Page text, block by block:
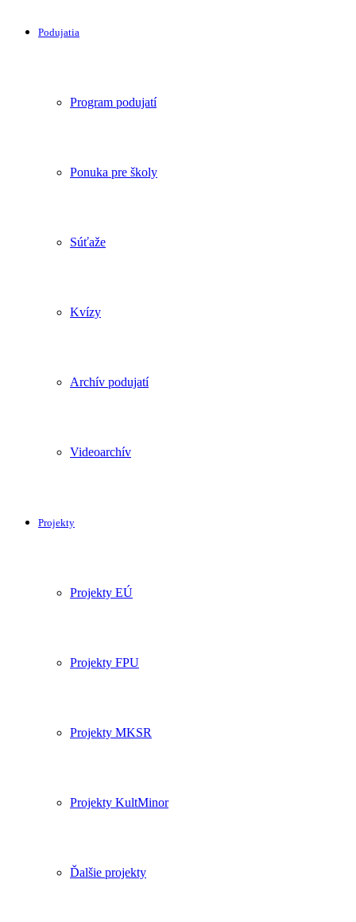
Podujatia
Program podujatí
Ponuka pre školy
Súťaže
Kvízy
Archív podujatí
Videoarchív
Projekty
Projekty EÚ
Projekty FPU
Projekty MKSR
Projekty KultMinor
Ďalšie projekty